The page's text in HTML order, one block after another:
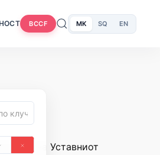
BCCF MK SQ EN
на Уставниот